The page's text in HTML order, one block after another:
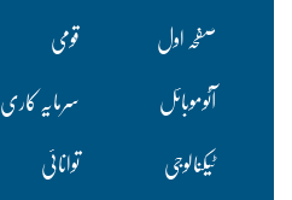
صفحہ اول قومی
آٹوموبائل
سرمایہ کاری
ٹیکنالوجی
توانائی